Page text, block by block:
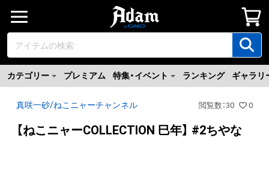
カテゴリー プレミアム 特集・イベント ランキング ギャラリ
真咲一砂/ねこニャーチャンネル 閲覧数 ： 30 0
【ねこニャーCOLLECTION 巳年】 #2ちやな